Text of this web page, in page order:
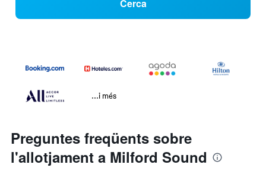
Cerca
...i més
Preguntes freqüents sobre
l'allotjament a Milford Sound